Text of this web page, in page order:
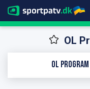
OL
OL